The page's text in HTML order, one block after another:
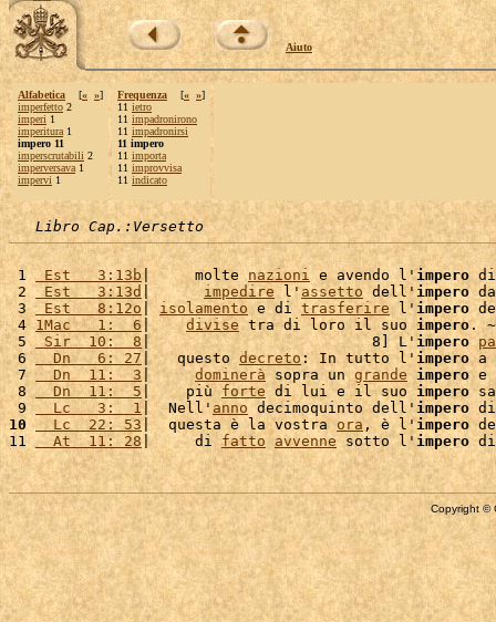
Aiuto
Alfabetica [« »]
imperfetto 2
imperi 1
imperitura 1
impero 11
imperscrutabili 2
imperversava 1
impervi 1
Frequenza [« »]
11 ietro
11 impadronirono
11 impadronirsi
11 impero
11 importa
11 improvvisa
11 indicato
Libro Cap.:Versetto
1 Est   3:13b |     molte nazioni e avendo l'impero
2 Est   3:13d | impedire l' assetto dell'impero da
3 Est   8:12o | isolamento e di trasferire l' impero
4 1Mac   1:  6| divise tra di loro il suo impero. ~
5 Sir  10:  8 |                         8] L' impero
6
  Dn   6: 27
|   questo decreto: In tutto l' impero a
7
  Dn  11:  3
| dominerà sopra un grande impero e
8
  Dn  11:  5
|    più forte di lui e il suo impero
9
  Lc   3:  1
|  Nell' anno decimoquinto dell' impero
10
  Lc  22: 53
|  questa è la vostra ora , è l'impero
11
  At  11: 28
|     di fatto avvenne sotto l'impero
Copyright ©